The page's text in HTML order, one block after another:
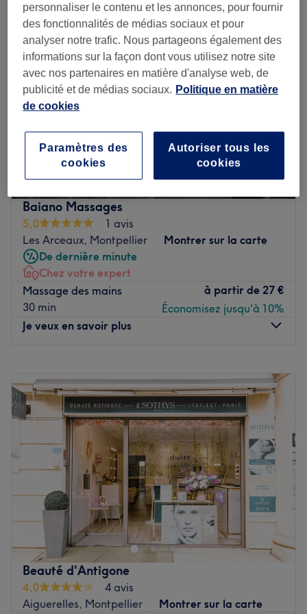
Baiano Massages
5,0
1 avis
Les Arceaux, Montpellier
Montrer sur la carte
De dernière minute
Chez votre expert
Massage des mains
30 min
à partir de 27 €
Économisez jusqu'à 10%
Je veux en savoir plus
Mardi
09:30–18:00
Mercredi
09:30–18:00
Jeudi
09:30–18:00
Vendredi
09:30–18:00
Samedi
Fermé
Dimanche
Fermé
Bienvenue chez Baiano Massages situé à Montpellier.
Oubliez vos soucis du quotidien et prenez le temps de
reposer votre corps et votre esprit grâce à des prestations
sur mesure adaptées à vos besoins.
Transport public le plus proche
Le salon est situé à quatre minutes à pied de l'arrêt de
bus Benjamin Milhaud, et à cinq minutes de l'arrêt de
Beauté d'Antigone
4,0
4 avis
Aiguerelles, Montpellier
Montrer sur la carte
personnaliser le contenu et les annonces, pour fournir
des fonctionnalités de médias sociaux et pour
analyser notre trafic. Nous partageons également des
informations sur la façon dont vous utilisez notre site
avec nos partenaires en matière d'analyse web, de
publicité et de médias sociaux. Politique en matière
de cookies
Autoriser tous les
cookies
Paramètres des
cookies